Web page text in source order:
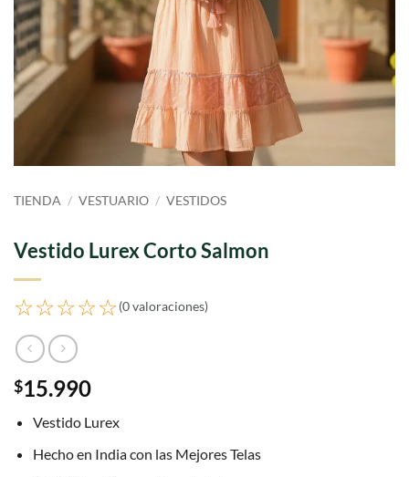
TIENDA / VESTUARIO / VESTIDOS
Vestido Lurex Corto Salmon
☆☆☆☆☆(0 valoraciones)
$15.990
Vestido Lurex
Hecho en India con las Mejores Telas